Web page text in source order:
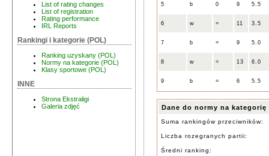
List of rating changes
List of registration
Rating performance
IRL Reports
Rankingi i kategorie (POL)
Ranking uzyskany (POL)
Normy na kategorie (POL)
Klasy sportowe (POL)
INNE
Strona Ekstraligi
Galeria zdjęć
5 b 0 9 5.5
6 w = 11 3.5
7 b = 9 5.0
8 w = 13 6.0
9 b = 6 5.5
Dane do normy na kategorię
Suma rankingów przeciwników:
Liczba rozegranych partii:
Średni ranking: